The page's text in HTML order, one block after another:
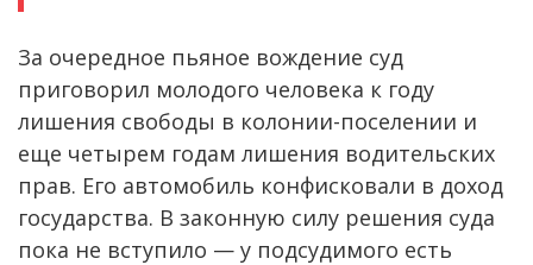
За очередное пьяное вождение суд
приговорил молодого человека к году
лишения свободы в колонии-поселении и
еще четырем годам лишения водительских
прав. Его автомобиль конфисковали в доход
государства. В законную силу решения суда
пока не вступило — у подсудимого есть